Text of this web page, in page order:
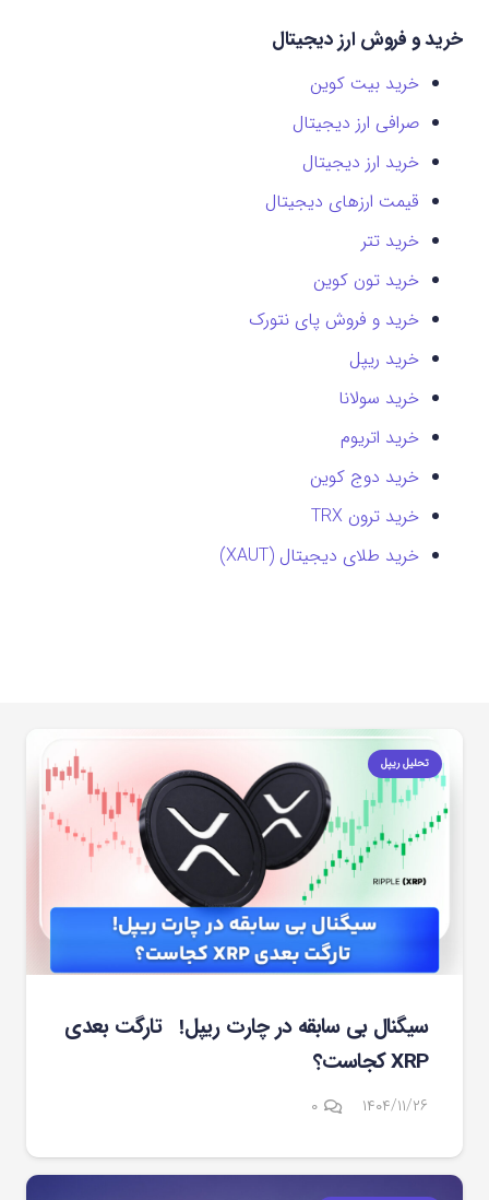
خرید و فروش ارز دیجیتال
خرید بیت کوین
صرافی ارز دیجیتال
خرید ارز دیجیتال
قیمت ارزهای دیجیتال
خرید تتر
خرید تون کوین
خرید و فروش پای نتورک
خرید ریپل
خرید سولانا
خرید اتریوم
خرید دوج کوین
خرید ترون TRX
خرید طلای دیجیتال (XAUT)
تحلیل ریپل
سیگنال بی سابقه در چارت ریپل! تارگت بعدی
XRP کجاست؟
۱۴۰۴/۱۱/۲۶ ۰